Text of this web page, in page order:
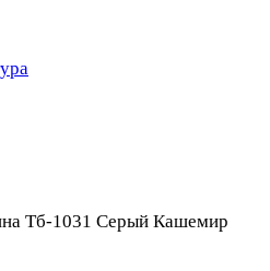
Тб-1031 Серый Кашемир